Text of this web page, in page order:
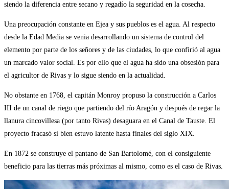
siendo la diferencia entre secano y regadío la seguridad en la cosecha.
Una preocupación constante en Ejea y sus pueblos es el agua. Al respecto
desde la Edad Media se venia desarrollando un sistema de control del
elemento por parte de los señores y de las ciudades, lo que confirió al agua
un marcado valor social. Es por ello que el agua ha sido una obsesión para
el agricultor de Rivas y lo sigue siendo en la actualidad.
No obstante en 1768, el capitán Monroy propuso la construcción a Carlos
III de un canal de riego que partiendo del río Aragón y después de regar la
llanura cincovillesa (por tanto Rivas) desaguara en el Canal de Tauste. El
proyecto fracasó si bien estuvo latente hasta finales del siglo XIX.
En 1872 se construye el pantano de San Bartolomé, con el consiguiente
beneficio para las tierras más próximas al mismo, como es el caso de Rivas.